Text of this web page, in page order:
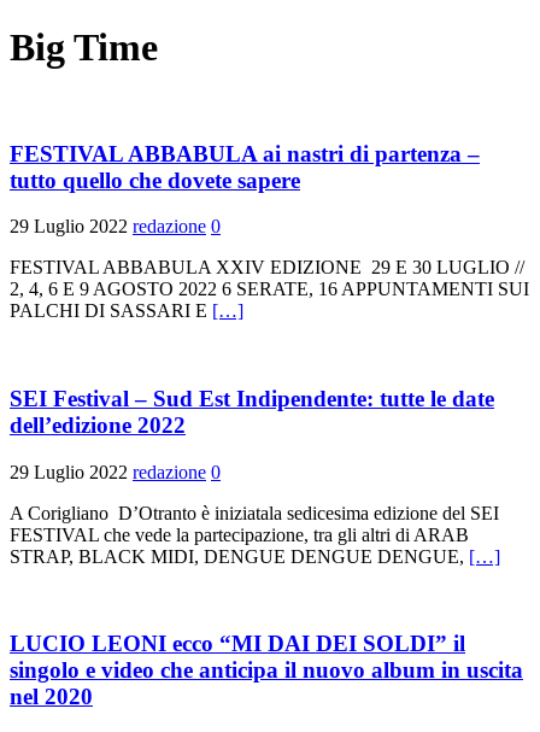
Big Time
FESTIVAL ABBABULA ai nastri di partenza –
tutto quello che dovete sapere
29 Luglio 2022 redazione 0
FESTIVAL ABBABULA XXIV EDIZIONE 29 E 30 LUGLIO //
2, 4, 6 E 9 AGOSTO 2022 6 SERATE, 16 APPUNTAMENTI SUI
PALCHI DI SASSARI E […]
SEI Festival – Sud Est Indipendente: tutte le date
dell’edizione 2022
29 Luglio 2022 redazione 0
A Corigliano D’Otranto è iniziatala sedicesima edizione del SEI
FESTIVAL che vede la partecipazione, tra gli altri di ARAB
STRAP, BLACK MIDI, DENGUE DENGUE DENGUE, […]
LUCIO LEONI ecco “MI DAI DEI SOLDI” il
singolo e video che anticipa il nuovo album in uscita
nel 2020